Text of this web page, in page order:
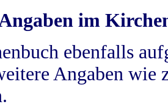
im
ebenfalls
Angaben wie